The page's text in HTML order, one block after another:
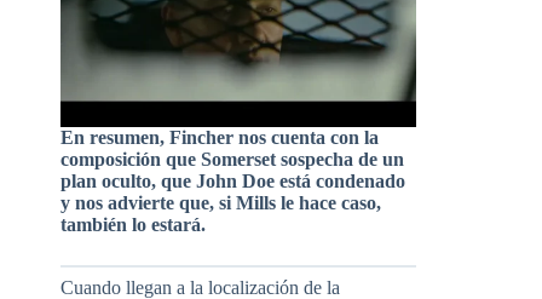
En resumen, Fincher nos cuenta con la
composición que Somerset sospecha de un
plan oculto, que John Doe está condenado
y nos advierte que, si Mills le hace caso,
también lo estará.
Cuando llegan a la localización de la